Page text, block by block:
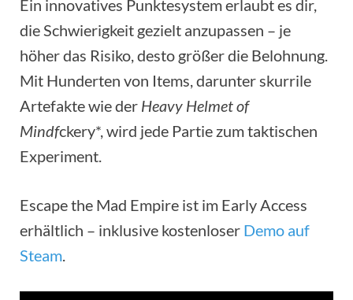
Ein innovatives Punktesystem erlaubt es dir,
die Schwierigkeit gezielt anzupassen – je
höher das Risiko, desto größer die Belohnung.
Mit Hunderten von Items, darunter skurrile
Artefakte wie der Heavy Helmet of
Mindfckery*, wird jede Partie zum taktischen
Experiment.
Escape the Mad Empire ist im Early Access
erhältlich – inklusive kostenloser Demo auf
Steam.